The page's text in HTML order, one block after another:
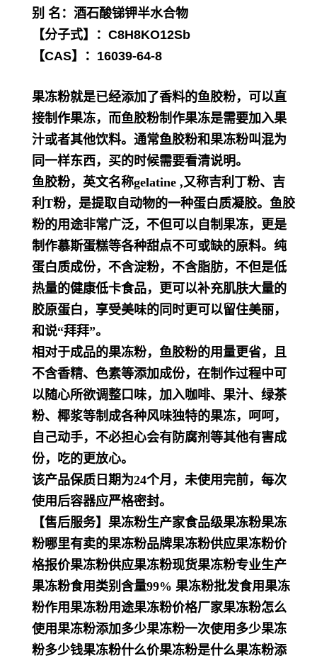
别 名：酒石酸锑钾半水合物
【分子式】：C8H8KO12Sb
【CAS】：16039-64-8
果冻粉就是已经添加了香料的鱼胶粉，可以直
接制作果冻，而鱼胶粉制作果冻是需要加入果
汁或者其他饮料。通常鱼胶粉和果冻粉叫混为
同一样东西，买的时候需要看清说明。
鱼胶粉，英文名称gelatine ,又称吉利丁粉、吉
利T粉，是提取自动物的一种蛋白质凝胶。鱼胶
粉的用途非常广泛，不但可以自制果冻，更是
制作慕斯蛋糕等各种甜点不可或缺的原料。纯
蛋白质成份，不含淀粉，不含脂肪，不但是低
热量的健康低卡食品，更可以补充肌肤大量的
胶原蛋白，享受美味的同时更可以留住美丽，
和说“拜拜”。
相对于成品的果冻粉，鱼胶粉的用量更省，且
不含香精、色素等添加成份，在制作过程中可
以随心所欲调整口味，加入咖啡、果汁、绿茶
粉、椰浆等制成各种风味独特的果冻，呵呵，
自己动手，不必担心会有防腐剂等其他有害成
份，吃的更放心。
该产品保质日期为24个月，未使用完前，每次
使用后容器应严格密封。
【售后服务】果冻粉生产家食品级果冻粉果冻
粉哪里有卖的果冻粉品牌果冻粉供应果冻粉价
格报价果冻粉供应果冻粉现货果冻粉专业生产
果冻粉食用类别含量99% 果冻粉批发食用果冻
粉作用果冻粉用途果冻粉价格厂家果冻粉怎么
使用果冻粉添加多少果冻粉一次使用多少果冻
粉多少钱果冻粉什么价果冻粉是什么果冻粉添